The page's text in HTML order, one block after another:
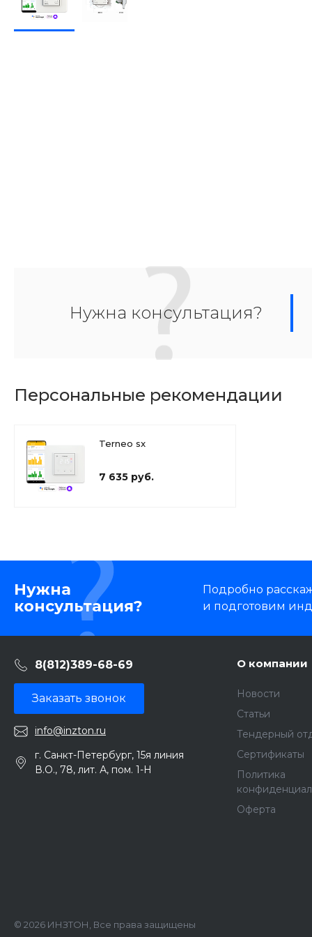
Нужна консультация?
Персональные рекомендации
Terneo sx
7 635 руб.
Нужна
консультация?
Подробно
и подготовим
8(812)389-68-69
Заказать звонок
info@inzton.ru
г. Санкт-Петербург, 15я линия
В.О., 78, лит. А, пом. 1-Н
О компании
Новости
Статьи
Тендерный
Сертификаты
Политика
Оферта
© 2026 ИНЗТОН, Все права защищены